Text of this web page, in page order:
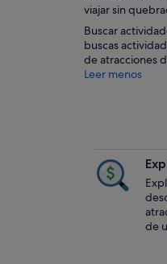
viajar sin
Buscar
buscas
de atracciones
Leer menos
de